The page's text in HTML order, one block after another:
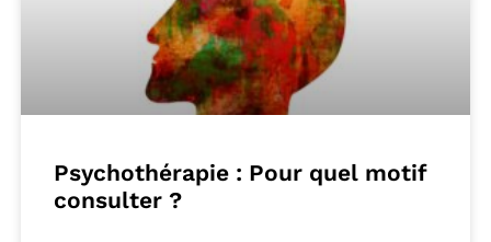
Psychothérapie : Pour quel motif
consulter ?